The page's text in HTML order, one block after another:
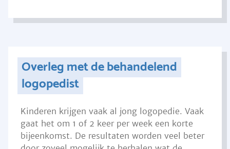
Overleg met de behandelend
logopedist
Kinderen krijgen vaak al jong logopedie. Vaak
gaat het om 1 of 2 keer per week een korte
bijeenkomst. De resultaten worden veel beter